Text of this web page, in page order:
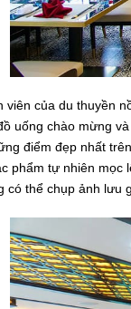
viên của du thuyền
uống chào mừng
điểm đẹp nhất
phẩm tự nhiên mọc
có thể chụp ảnh lưu